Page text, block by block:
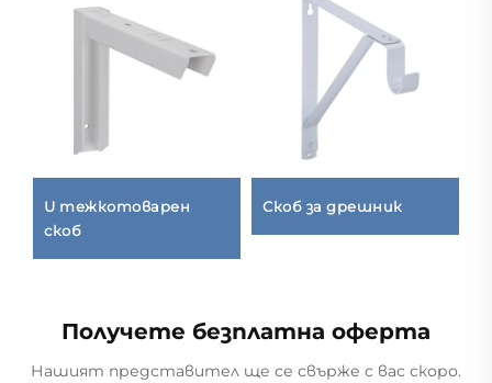
U тежкотоварен
скоб
Скоб за дрешник
Получете безплатна оферта
Нашият представител ще се свърже с вас скоро.